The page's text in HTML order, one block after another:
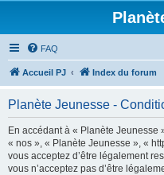
FAQ
Accueil PJ Index du forum
Planète Jeunesse -
En accédant à « Planète
« nos », « Planète Jeunesse », «
vous acceptez d’être légalement
vous n’acceptez pas d’être